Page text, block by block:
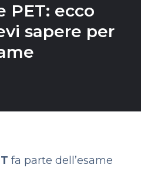
PET: ecco
sapere per
fa parte dell’esame